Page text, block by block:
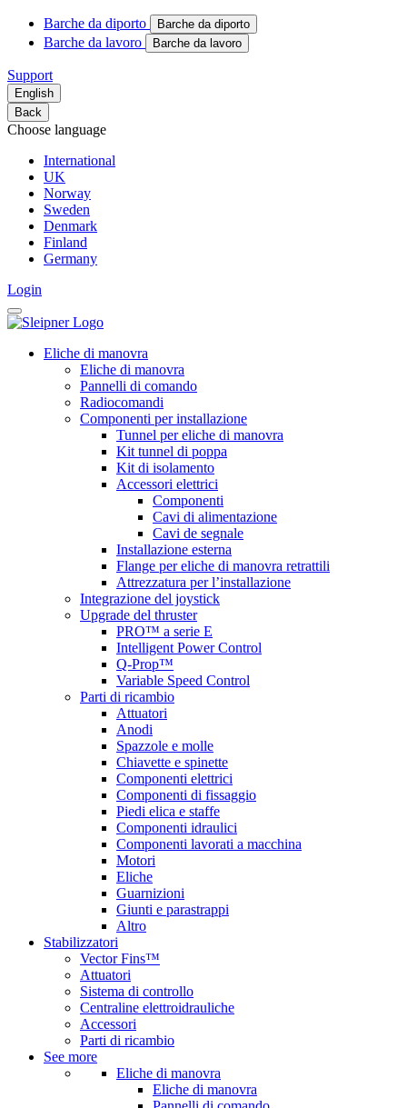
Barche da diporto Barche da diporto
Barche da lavoro Barche da lavoro
Support
English
Back
Choose language
International
UK
Norway
Sweden
Denmark
Finland
Germany
Login
Eliche di manovra
Eliche di manovra
Pannelli di comando
Radiocomandi
Componenti per installazione
Tunnel per eliche di manovra
Kit tunnel di poppa
Kit di isolamento
Accessori elettrici
Componenti
Cavi di alimentazione
Cavi de segnale
Installazione esterna
Flange per eliche di manovra retrattili
Attrezzatura per l’installazione
Integrazione del joystick
Upgrade del thruster
PRO™ a serie E
Intelligent Power Control
Q-Prop™
Variable Speed Control
Parti di ricambio
Attuatori
Anodi
Spazzole e molle
Chiavette e spinette
Componenti elettrici
Componenti di fissaggio
Piedi elica e staffe
Componenti idraulici
Componenti lavorati a macchina
Motori
Eliche
Guarnizioni
Giunti e parastrappi
Altro
Stabilizzatori
Vector Fins™
Attuatori
Sistema di controllo
Centraline elettroidrauliche
Accessori
Parti di ricambio
See more
Eliche di manovra
Eliche di manovra